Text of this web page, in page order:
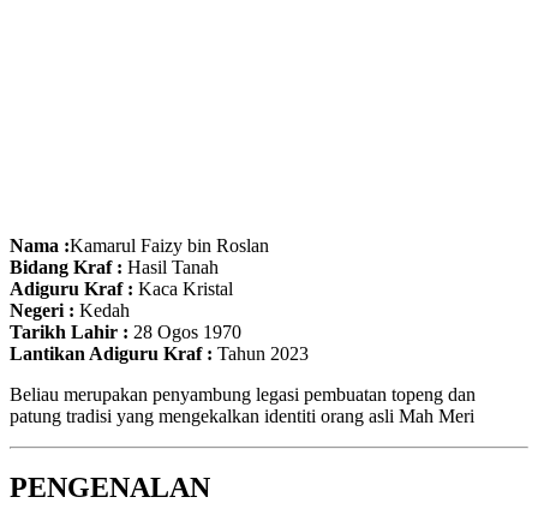
Nama :Kamarul Faizy bin Roslan
Bidang Kraf : Hasil Tanah
Adiguru Kraf : Kaca Kristal
Negeri : Kedah
Tarikh Lahir : 28 Ogos 1970
Lantikan Adiguru Kraf : Tahun 2023
Beliau merupakan penyambung legasi pembuatan topeng dan
patung tradisi yang mengekalkan identiti orang asli Mah Meri
PENGENALAN